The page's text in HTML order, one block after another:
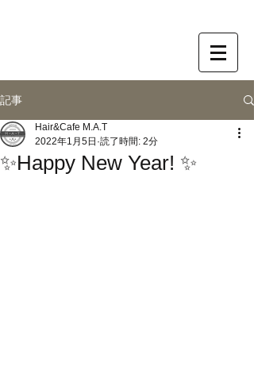
記事
✨Happy New Year! ✨
Hair&Cafe M.A.T
2022年1月5日 読了時間: 2分